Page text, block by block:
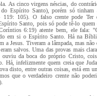
As cinco virgens néscias, do
do Espírito Santo), porém só tinham
119: 105). O falso crente pode Ter
Santo, pois só pode tê-lo quem
6:19) atente bem, ele fala:
em si o Espírito Santo. Há na
a Jesus. Tiveram a lâmpada, mas não
salvos. Uma das provas mais
ouviu da boca do próprio Cristo,
Há, infelizmente quem creia que
disto, entre outras coisas, está em
que o verdadeiro crente não